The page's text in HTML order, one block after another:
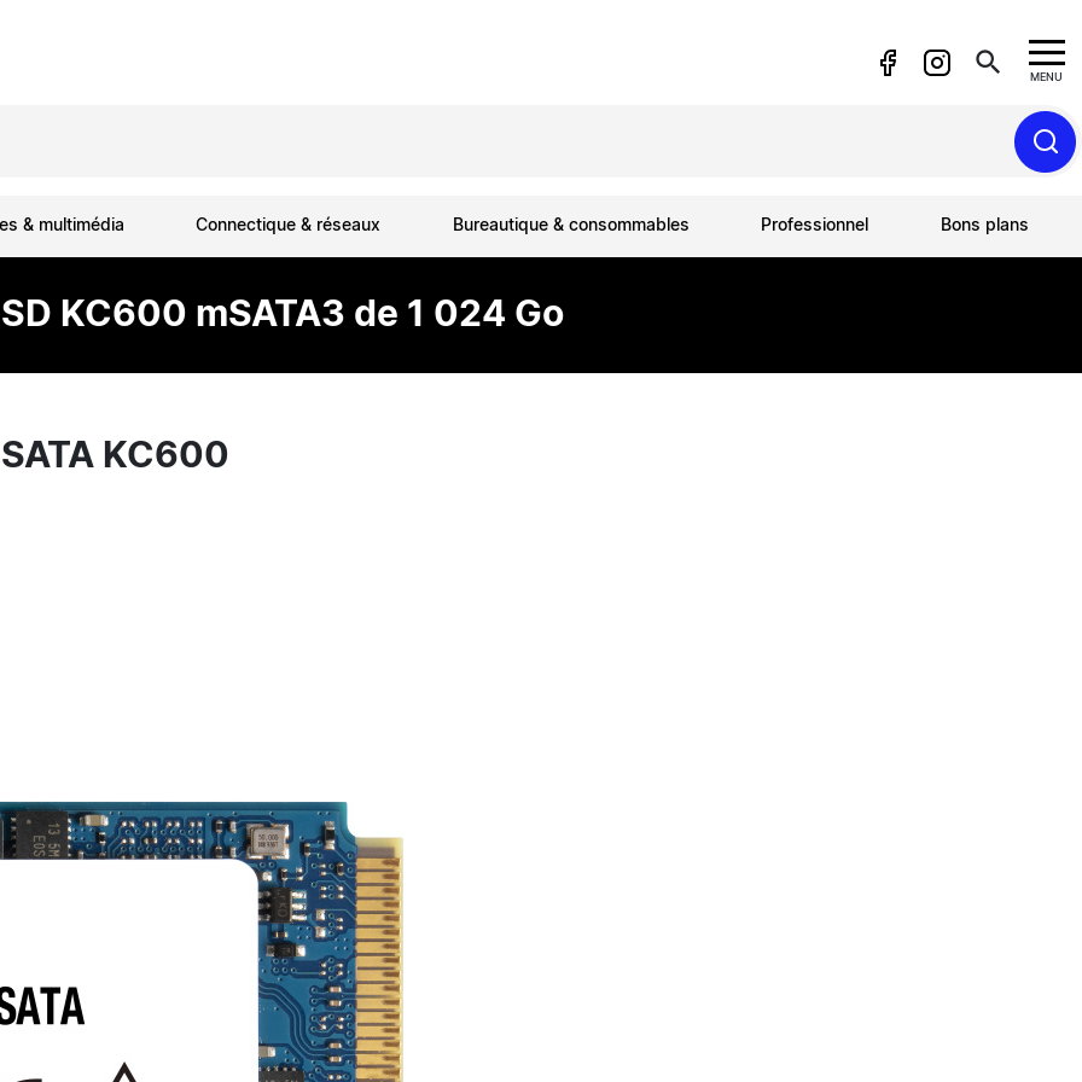
search MENU
& multimédia Connectique & réseaux Bureautique & consommables Professionnel Bons plans
KC600 mSATA3 de 1 024 Go
KC600